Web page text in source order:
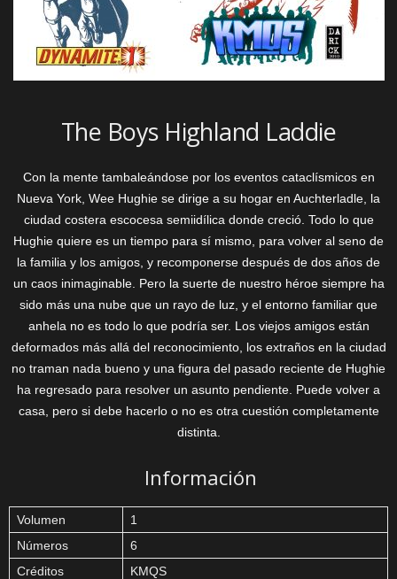
The Boys Highland Laddie
Con la mente tambaleándose por los eventos cataclísmicos en
Nueva York, Wee Hughie se dirige a su hogar en Auchterladle, la
ciudad costera escocesa semiidílica donde creció. Todo lo que
Hughie quiere es un tiempo para sí mismo, para volver al seno de
la familia y los amigos, y recomponerse después de dos años de
un caos inimaginable. Pero la suerte de nuestro héroe siempre ha
sido más una nube que un rayo de luz, y el entorno familiar que
anhela no es todo lo que podría ser. Los viejos amigos están
deformados más allá del reconocimiento, los extraños en la ciudad
no traman nada bueno y una figura del pasado reciente de Hughie
ha regresado para resolver un asunto pendiente. Puede volver a
casa, pero si debe hacerlo o no es otra cuestión completamente
distinta.
Información
Volumen
1
Números
6
Créditos
KMQS